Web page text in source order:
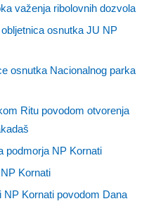
važenja ribolovnih dozvola
osnutka JU NP
osnutka Nacionalnog parka
Ritu povodom otvorenja
podmorja NP Kornati
Kornati
Kornati povodom Dana